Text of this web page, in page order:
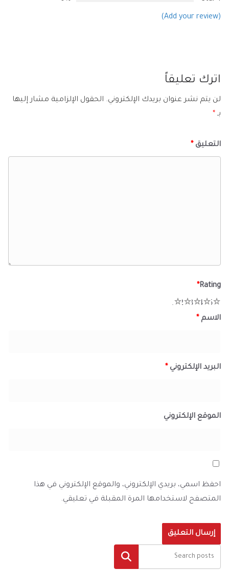
(Add your review)
اترك تعليقاً
لن يتم نشر عنوان بريدك الإلكتروني. الحقول الإلزامية مشار إليها
بـ *
التعليق *
Rating
*
5
4
3
2
الاسم *
البريد الإلكتروني *
الموقع الإلكتروني
احفظ اسمي، بريدي الإلكتروني، والموقع الإلكتروني في هذا
المتصفح لاستخدامها المرة المقبلة في تعليقي.
البحث